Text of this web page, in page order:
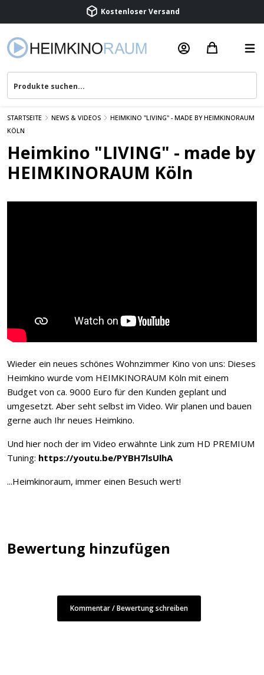
Kostenloser Versand
Beratung & Service
STARTSEITE NEWS & VIDEOS
HEIMKINO "LIVING" - MADE BY HEIMKINORAUM
KÖLN
Heimkino "LIVING" - made by
HEIMKINORAUM Köln
Wieder ein neues schönes Wohnzimmer Kino von uns: Dieses
Heimkino wurde vom HEIMKINORAUM Köln mit einem
Budget von ca. 9000 Euro für den Kunden geplant und
umgesetzt. Aber seht selbst im Video. Wir planen und bauen
gerne auch Ihr neues Heimkino.
Und hier noch der im Video erwähnte Link zum HD PREMIUM
Tuning: https://youtu.be/PYBH7lsUlhA
...Heimkinoraum, immer einen Besuch wert!
Bewertung hinzufügen
Kommentar / Bewertung schreiben